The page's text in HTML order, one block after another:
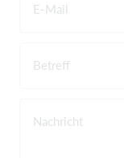
E-Mail
Betreff
Nachricht